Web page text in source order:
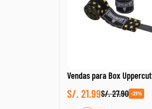
Vendas para Box Uppercut
S/. 21.99S/. 27.90 -21%